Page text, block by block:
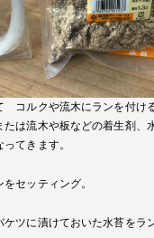
コルクや流木にランを付け
たは流木や板などの着生剤、
てきます。
セッティング。
ツに漬けておいた水苔をラン